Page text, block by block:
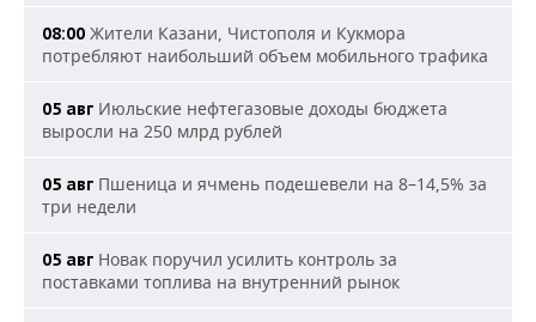
08:00 Жители Казани, Чистополя и Кукмора
потребляют наибольший объем мобильного трафика
05 авг Июльские нефтегазовые доходы бюджета
выросли на 250 млрд рублей
05 авг Пшеница и ячмень подешевели на 8–14,5% за
три недели
05 авг Новак поручил усилить контроль за
поставками топлива на внутренний рынок